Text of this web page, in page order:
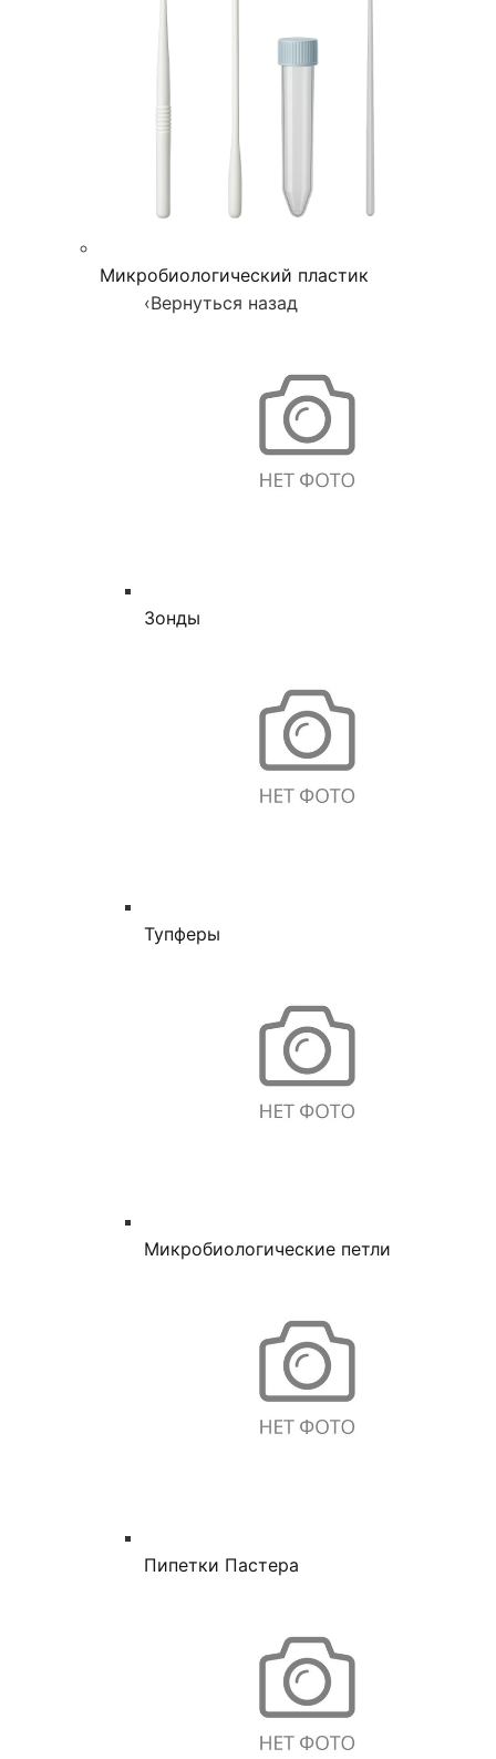
Микробиологический пластик
‹Вернуться назад
Зонды
Тупферы
Микробиологические петли
Пипетки Пастера